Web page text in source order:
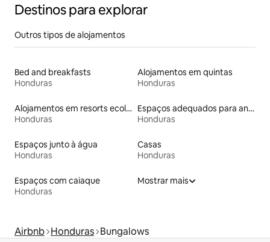
Destinos para explorar
Outros tipos de alojamentos
Bed and breakfasts
Honduras
Alojamentos em quintas
Honduras
Alojamentos em resorts ecológicos
Honduras
Espaços adequados para animais de estimação
Honduras
Espaços junto à água
Honduras
Casas
Honduras
Espaços com caiaque
Honduras
Mostrar mais
Airbnb Honduras Bungalows